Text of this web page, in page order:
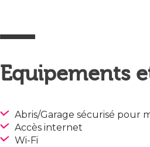
Equipements
Abris/Garage sécurisé pour
Accès internet
Wi-Fi